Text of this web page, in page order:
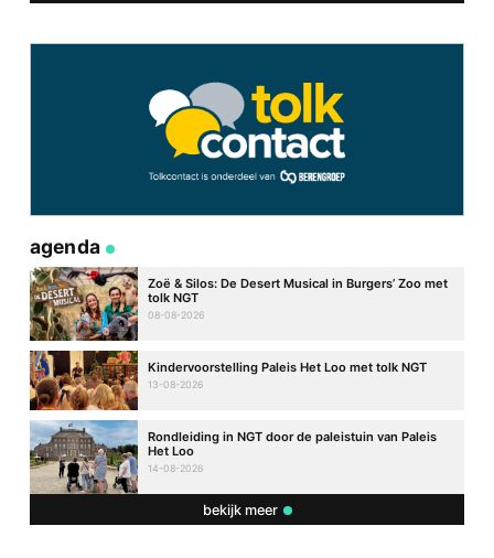
agenda
Zoë & Silos: De Desert Musical in Burgers’ Zoo met
tolk NGT
08-08-2026
Kindervoorstelling Paleis Het Loo met tolk NGT
13-08-2026
Rondleiding in NGT door de paleistuin van Paleis
Het Loo
14-08-2026
bekijk meer